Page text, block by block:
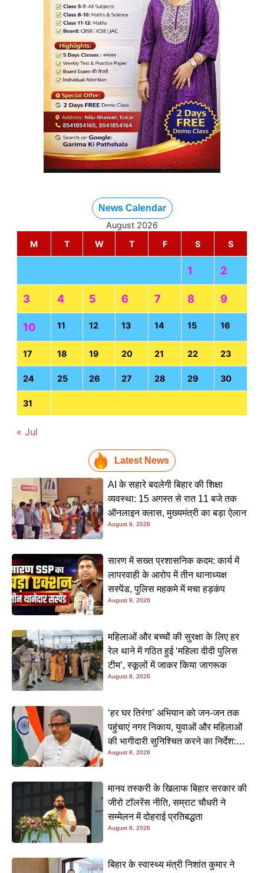
News Calendar
August 2026
M
T W T F S S
1 2
3 4 5 6 7 8 9
10 11 12 13 14 15 16
17 18 19 20 21 22 23
24 25 26 27 28 29 30
31
« Jul
Latest News
AI के सहारे बदलेगी बिहार की शिक्षा
व्यवस्था: 15 अगस्त से रात 11 बजे तक
ऑनलाइन क्लास, मुख्यमंत्री का बड़ा ऐलान
August 9, 2026
सारण में सख्त प्रशासनिक कदम: कार्य में
लापरवाही के आरोप में तीन थानाध्यक्ष
सस्पेंड, पुलिस महकमे में मचा हड़कंप
August 9, 2026
महिलाओं और बच्चों की सुरक्षा के लिए हर
रेल थाने में गठित हुई ‘महिला दीदी पुलिस
टीम’, स्कूलों में जाकर किया जागरूक
August 8, 2026
‘हर घर तिरंगा’ अभियान को जन-जन तक
पहुंचाएं नगर निकाय, युवाओं और महिलाओं
की भागीदारी सुनिश्चित करने का निर्देश:
नीतीश मिश्रा
August 8, 2026
मानव तस्करी के खिलाफ बिहार सरकार की
जीरो टॉलरेंस नीति, सम्राट चौधरी ने
सम्मेलन में दोहराई प्रतिबद्धता
August 8, 2026
बिहार के स्वास्थ्य मंत्री निशांत कुमार ने